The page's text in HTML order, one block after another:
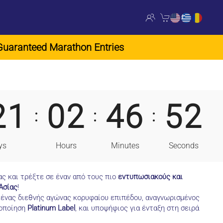
Marathon Entries
1 : 02
Hours
: 46
Minutes
: 50
Seconds
και τρέξτε σε έναν από τους πιο εντυπωσιακούς και
!
ένας διεθνής αγώνας κορυφαίου επιπέδου, αναγνωρισμένος
Platinum Label , και υποψήφιος για ένταξη στη σειρά